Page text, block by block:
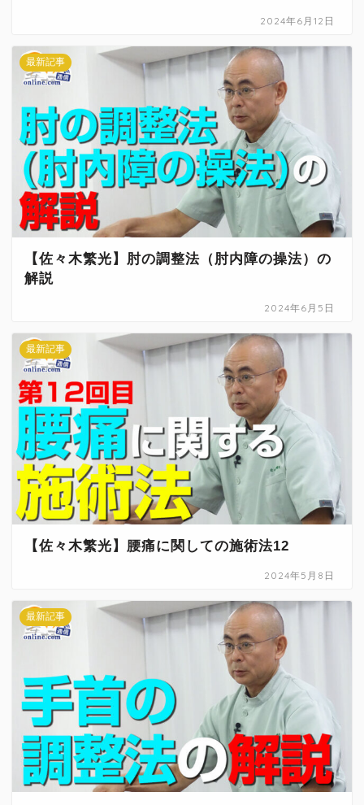
2024年6月12日
最新記事
【佐々木繁光】肘の調整法（肘内障の操法）の
解説
2024年6月5日
最新記事
【佐々木繁光】腰痛に関しての施術法12
2024年5月8日
最新記事
治療院物販
治療院で物販する
セラボイス
和の健康法
DVDショップ